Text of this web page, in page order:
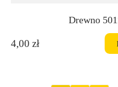
Drewno
4,00 zł